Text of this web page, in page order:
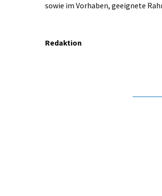
sowie im Vorhaben, geeignete
Redaktion